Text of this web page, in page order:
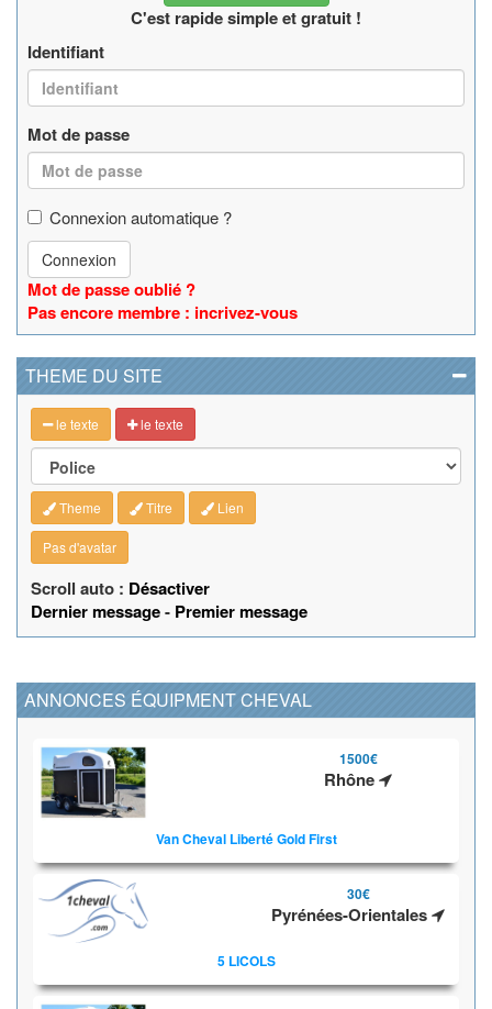
C'est rapide simple et gratuit !
Identifiant
Mot de passe
Connexion automatique ?
Connexion
Mot de passe oublié ?
Pas encore membre : incrivez-vous
THEME DU SITE
le texte le texte
Theme Titre Lien
Pas d'avatar
Scroll auto : Désactiver
Dernier message- Premier message
ANNONCES ÉQUIPMENT CHEVAL
1500€
Rhône
Van Cheval Liberté Gold First
30€
Pyrénées-Orientales
5 LICOLS